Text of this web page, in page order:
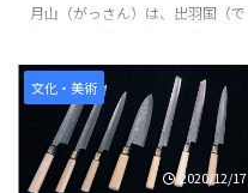
https://www.youtube.com/watc
いつも通り、日本の”ものつく
り”はいちばんだね。 コメントが
かっこいいね。普通に使って ...
月山（がっさん）は、出羽国（で
作られた日本刀の刀工のひとつ
で、その一派を月山流（がっさん
りゅう）と呼ぶ。特に江戸時代か
ら室町時代に、月山の銘を刻んだ
刀剣は実用性の高さと綾杉肌（あ
やすぎはだ）の美しさの両面から
文化・美術
2020/12/17